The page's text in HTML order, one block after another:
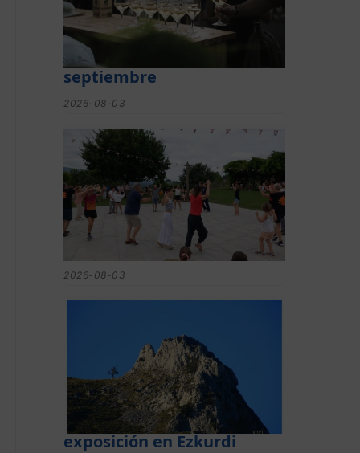
El festival de Bizkaiko
Txakolina ‘Mahasti Artean’
llega a Durangaldea en
septiembre
2026-08-03
Gerediaga inicia sus fiestas
con una cena y la romería
de Ansorregi eta Larrañaga
2026-08-03
Las «Peñas del
Duranguesado»,
protagonistas de la nueva
exposición en Ezkurdi